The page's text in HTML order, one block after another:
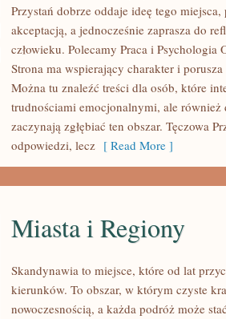
PRACA
PSYCHOLOGIA
ORGANIZACJI
Przystań dobrze oddaje ideę tego
akceptacją, a jednocześnie zaprasza do
człowieku. Polecamy Praca i
Strona ma wspierający charakter i
Można tu znaleźć treści dla osób, które
trudnościami emocjonalnymi, ale
zaczynają zgłębiać ten obszar. Tęczowa
odpowiedzi, lecz [ Read More ]
Miasta i Regiony
Skandynawia to miejsce, które od lat
kierunków. To obszar, w którym czyste
nowoczesnością, a każda podróż może